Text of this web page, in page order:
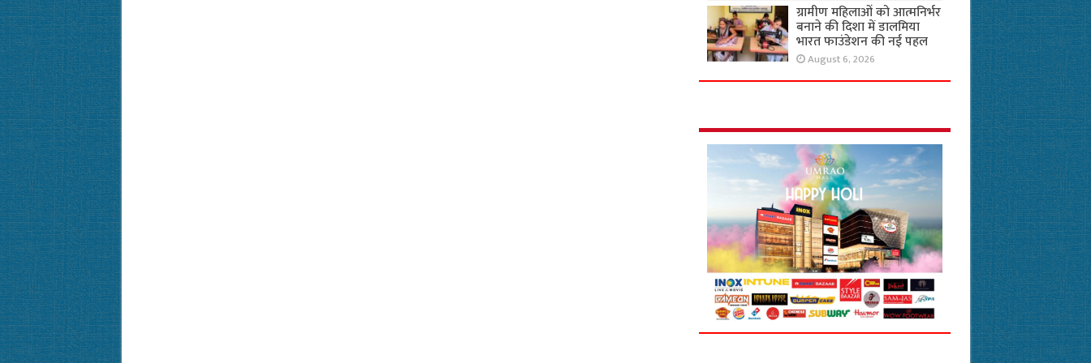
ग्रामीण महिलाओं को आत्मनिर्भर
बनाने की दिशा में डालमिया
भारत फाउंडेशन की नई पहल
August 6, 2026